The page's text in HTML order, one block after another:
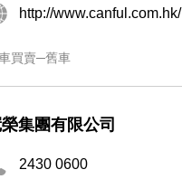
http://www.canful.com.hk/
買賣─舊車
集團有限公司
2430 0600